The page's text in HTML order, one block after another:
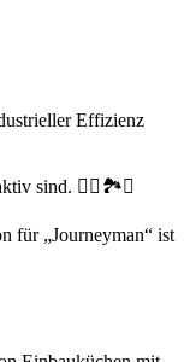
Effizienz
sind. 🏄‍♂️🏞️🚴
für „Journeyman“ ist